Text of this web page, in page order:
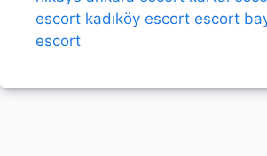
escort kadıköy escort escort
escort